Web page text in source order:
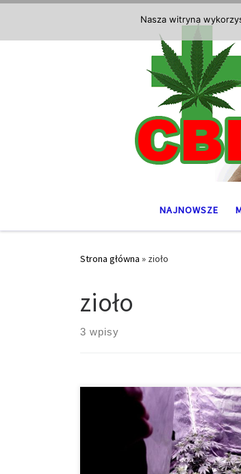
NAJNOWSZE
Strona główna » zioło
zioło
3 wpisy
Teraz, gdy świat powoli wyłania się z
więcej rzeczy się otwiera, być może
nowo spodnie – wiesz, takie z
Zakładasz je i pewnie myślisz sobie:
Nasza witryna